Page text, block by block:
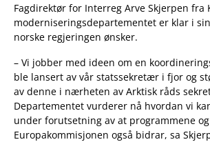
Fagdirektør for Interreg Arve Skjerpen fra
moderniseringsdepartementet er klar i
norske regjeringen ønsker.
– Vi jobber med ideen om en
ble lansert av vår statssekretær i fjor og
av denne i nærheten av Arktisk råds
Departementet vurderer nå hvordan vi
under forutsetning av at programmene og
Europakommisjonen også bidrar, sa